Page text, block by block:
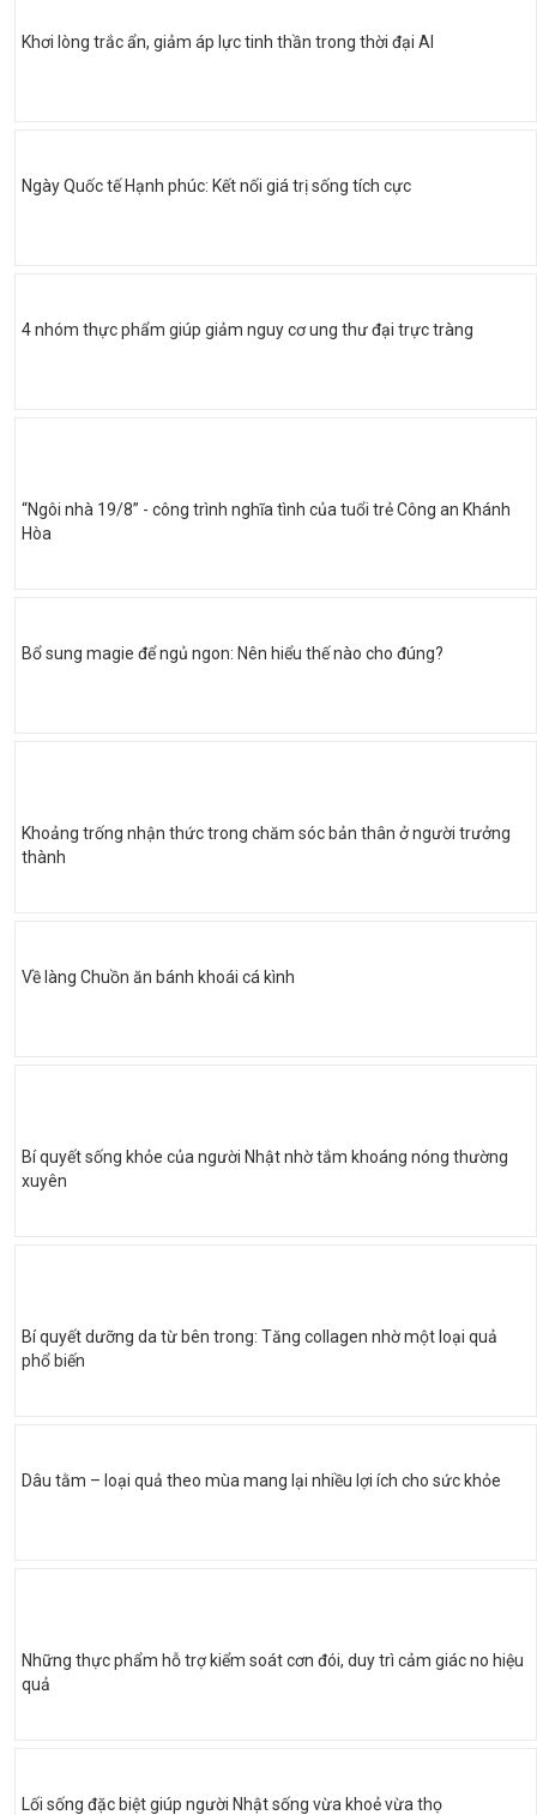
Khơi lòng trắc ẩn, giảm áp lực tinh thần trong thời đại AI
Ngày Quốc tế Hạnh phúc: Kết nối giá trị sống tích cực
4 nhóm thực phẩm giúp giảm nguy cơ ung thư đại trực tràng
“Ngôi nhà 19/8” - công trình nghĩa tình của tuổi trẻ Công an Khánh
Hòa
Bổ sung magie để ngủ ngon: Nên hiểu thế nào cho đúng?
Khoảng trống nhận thức trong chăm sóc bản thân ở người trưởng
thành
Về làng Chuồn ăn bánh khoái cá kình
Bí quyết sống khỏe của người Nhật nhờ tắm khoáng nóng thường
xuyên
Bí quyết dưỡng da từ bên trong: Tăng collagen nhờ một loại quả
phổ biến
Dâu tằm – loại quả theo mùa mang lại nhiều lợi ích cho sức khỏe
Những thực phẩm hỗ trợ kiểm soát cơn đói, duy trì cảm giác no hiệu
quả
Lối sống đặc biệt giúp người Nhật sống vừa khoẻ vừa thọ